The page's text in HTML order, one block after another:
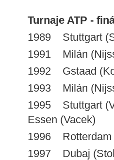
Turnaje ATP -
1989 Stuttgart
1991 Milán
1992 Gstaad
1993 Milán
1995 Stuttgart
Essen (Vacek)
1996 Rotterdam
1997 Dubaj